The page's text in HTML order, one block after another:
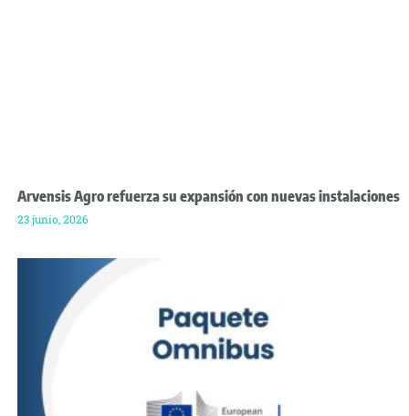
Arvensis Agro refuerza su expansión con nuevas instalaciones
23 junio, 2026